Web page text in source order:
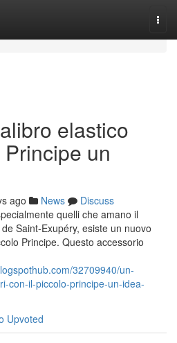
elastico
un
ago News
Discuss
quelli che amano il
Saint-Exupéry, esiste un nuovo
Principe. Questo accessorio
32709940/un-
con-il-piccolo-principe-un-idea-
Upvoted